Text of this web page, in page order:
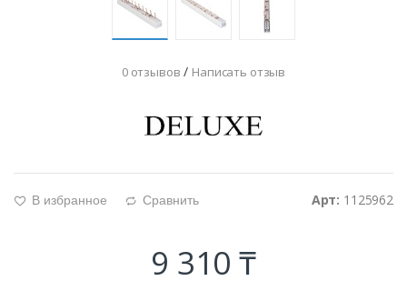
0 отзывов / Написать отзыв
Арт: 1125962
g В избранное d Сравнить
9 310 ₸